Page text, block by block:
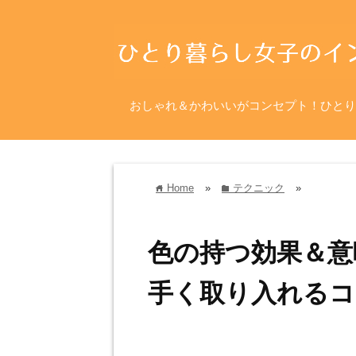
おしゃれ＆かわいいがコンセプト！ひと
home Home » folder テクニック »
色の持つ効果＆
手く取り入れる